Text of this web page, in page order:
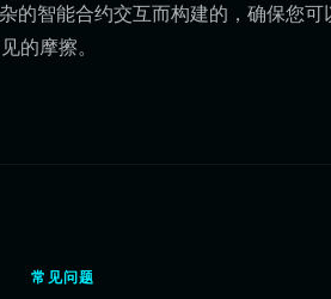
的智能合约交互而构建的，确保您可
的摩擦。
常见问题